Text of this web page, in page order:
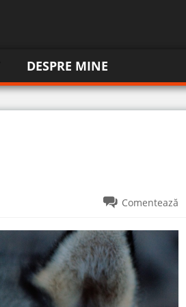
DESPRE MINE
Comentează